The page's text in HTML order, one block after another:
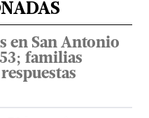
en San Antonio
familias